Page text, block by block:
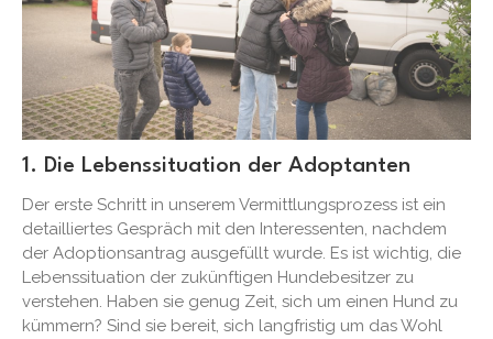
1. Die Lebenssituation der Adoptanten
Der erste Schritt in unserem Vermittlungsprozess ist ein
detailliertes Gespräch mit den Interessenten, nachdem
der Adoptionsantrag ausgefüllt wurde. Es ist wichtig, die
Lebenssituation der zukünftigen Hundebesitzer zu
verstehen. Haben sie genug Zeit, sich um einen Hund zu
kümmern? Sind sie bereit, sich langfristig um das Wohl